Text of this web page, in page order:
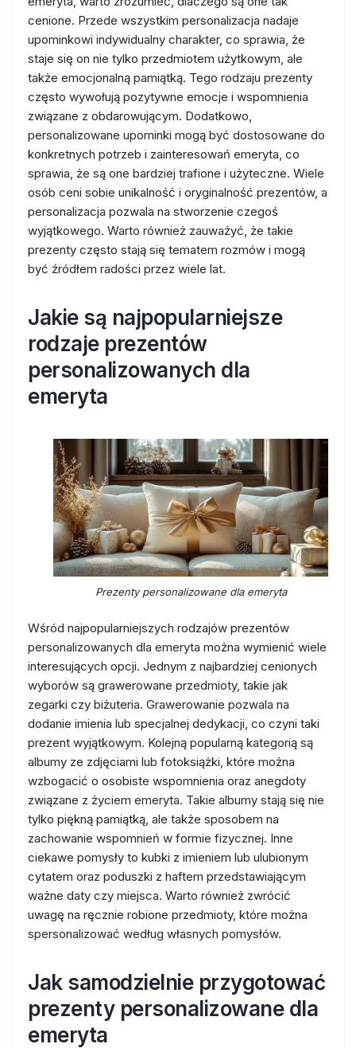
cenione. Przede wszystkim personalizacja nadaje
upominkowi indywidualny charakter, co sprawia, że
staje się on nie tylko przedmiotem użytkowym, ale
także emocjonalną pamiątką. Tego rodzaju prezenty
często wywołują pozytywne emocje i wspomnienia
związane z obdarowującym. Dodatkowo,
personalizowane upominki mogą być dostosowane do
konkretnych potrzeb i zainteresowań emeryta, co
sprawia, że są one bardziej trafione i użyteczne. Wiele
osób ceni sobie unikalność i oryginalność prezentów, a
personalizacja pozwala na stworzenie czegoś
wyjątkowego. Warto również zauważyć, że takie
prezenty często stają się tematem rozmów i mogą
być źródłem radości przez wiele lat.
Jakie są najpopularniejsze
rodzaje prezentów
personalizowanych dla
emeryta
Prezenty personalizowane dla emeryta
Wśród najpopularniejszych rodzajów prezentów
personalizowanych dla emeryta można wymienić wiele
interesujących opcji. Jednym z najbardziej cenionych
wyborów są grawerowane przedmioty, takie jak
zegarki czy biżuteria. Grawerowanie pozwala na
dodanie imienia lub specjalnej dedykacji, co czyni taki
prezent wyjątkowym. Kolejną popularną kategorią są
albumy ze zdjęciami lub fotoksiążki, które można
wzbogacić o osobiste wspomnienia oraz anegdoty
związane z życiem emeryta. Takie albumy stają się nie
tylko piękną pamiątką, ale także sposobem na
zachowanie wspomnień w formie fizycznej. Inne
ciekawe pomysły to kubki z imieniem lub ulubionym
cytatem oraz poduszki z haftem przedstawiającym
ważne daty czy miejsca. Warto również zwrócić
uwagę na ręcznie robione przedmioty, które można
spersonalizować według własnych pomysłów.
Jak samodzielnie przygotować
prezenty personalizowane dla
emeryta